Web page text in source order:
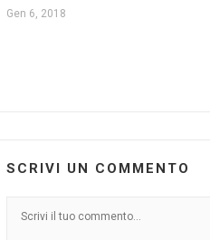
Gen 6, 2018
SCRIVI UN COMMENTO